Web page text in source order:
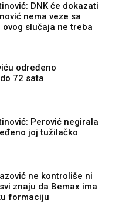
DNK će dokazati
nema veze sa
ovog slučaja ne treba
određeno
72 sata
Perović negirala
joj tužilačko
ne kontroliše ni
znaju da Bemax ima
formaciju